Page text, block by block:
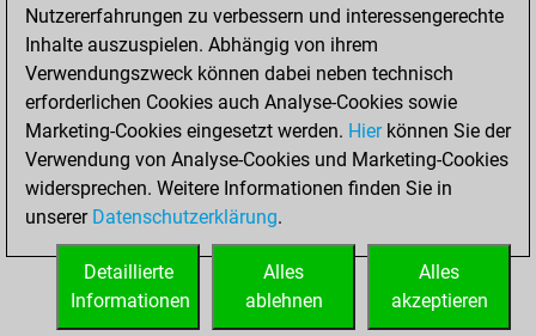
Bauer setzt Matt
0
Erstickte Matts
Unterverwandlungen
Türme auf der siebten
0
STARTSEITE
Nutzererfahrungen zu verbessern und interessengerechte
Inhalte auszuspielen. Abhängig von ihrem
Verwendungszweck können dabei neben technisch
erforderlichen Cookies auch Analyse-Cookies sowie
Marketing-Cookies eingesetzt werden. Hierkönnen Sie der
Verwendung von Analyse-Cookies und Marketing-Cookies
widersprechen. Weitere Informationen finden Sie in
unserer Datenschutzerklärung.
Alles
akzeptieren
Alles
ablehnen
Detaillierte
Informationen